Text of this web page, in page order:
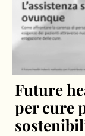
Future
per cure